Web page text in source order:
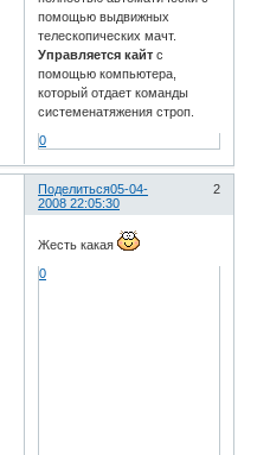
помощью выдвижных
телескопических мачт.
Управляется кайт с
помощью компьютера,
который отдает команды
системенатяжения строп.
0
Поделиться 2
05-04-
2008 22:05:30
Жесть какая
0